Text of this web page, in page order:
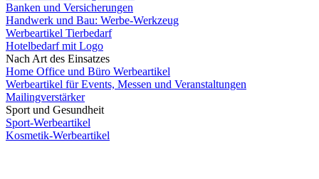
Banken und Versicherungen
Handwerk und Bau: Werbe-Werkzeug
Werbeartikel Tierbedarf
Hotelbedarf mit Logo
Nach Art des Einsatzes
Home Office und Büro Werbeartikel
Werbeartikel für Events, Messen und Veranstaltungen
Mailingverstärker
Sport und Gesundheit
Sport-Werbeartikel
Kosmetik-Werbeartikel